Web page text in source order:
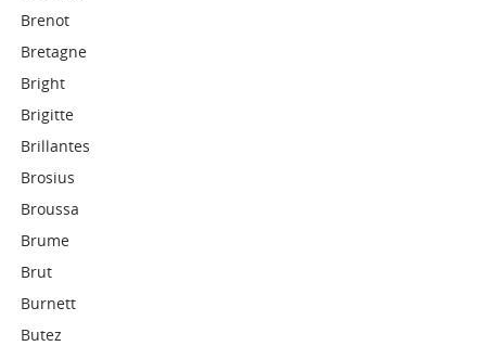
Brenot
Bretagne
Bright
Brigitte
Brillantes
Brosius
Broussa
Brume
Brut
Burnett
Butez